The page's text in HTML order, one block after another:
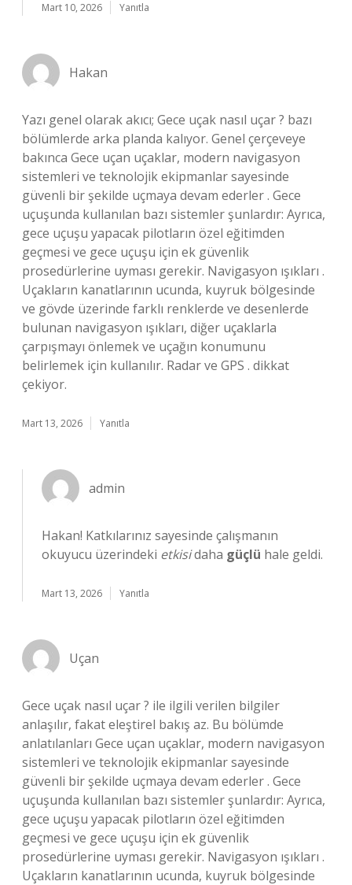
Mart 10, 2026 Yanıtla
Hakan
Yazı genel olarak akıcı; Gece uçak nasıl uçar ? bazı
bölümlerde arka planda kalıyor. Genel çerçeveye
bakınca Gece uçan uçaklar, modern navigasyon
sistemleri ve teknolojik ekipmanlar sayesinde
güvenli bir şekilde uçmaya devam ederler . Gece
uçuşunda kullanılan bazı sistemler şunlardır: Ayrıca,
gece uçuşu yapacak pilotların özel eğitimden
geçmesi ve gece uçuşu için ek güvenlik
prosedürlerine uyması gerekir. Navigasyon ışıkları .
Uçakların kanatlarının ucunda, kuyruk bölgesinde
ve gövde üzerinde farklı renklerde ve desenlerde
bulunan navigasyon ışıkları, diğer uçaklarla
çarpışmayı önlemek ve uçağın konumunu
belirlemek için kullanılır. Radar ve GPS . dikkat
çekiyor.
Mart 13, 2026 Yanıtla
admin
Hakan! Katkılarınız sayesinde çalışmanın
okuyucu üzerindeki etkisidaha güçlü hale geldi.
Mart 13, 2026 Yanıtla
Uçan
Gece uçak nasıl uçar ? ile ilgili verilen bilgiler
anlaşılır, fakat eleştirel bakış az. Bu bölümde
anlatılanları Gece uçan uçaklar, modern navigasyon
sistemleri ve teknolojik ekipmanlar sayesinde
güvenli bir şekilde uçmaya devam ederler . Gece
uçuşunda kullanılan bazı sistemler şunlardır: Ayrıca,
gece uçuşu yapacak pilotların özel eğitimden
geçmesi ve gece uçuşu için ek güvenlik
prosedürlerine uyması gerekir. Navigasyon ışıkları .
Uçakların kanatlarının ucunda, kuyruk bölgesinde